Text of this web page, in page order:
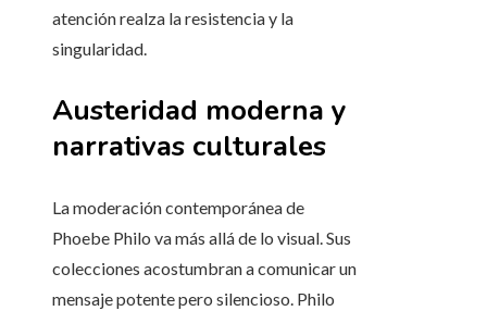
atención realza la resistencia y la
singularidad.
Austeridad moderna y
narrativas culturales
La moderación contemporánea de
Phoebe Philo va más allá de lo visual. Sus
colecciones acostumbran a comunicar un
mensaje potente pero silencioso. Philo